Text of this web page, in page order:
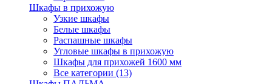
Шкафы в прихожую
Узкие шкафы
Белые шкафы
Распашные шкафы
Угловые шкафы в прихожую
Шкафы для прихожей 1600 мм
Все категории (13)